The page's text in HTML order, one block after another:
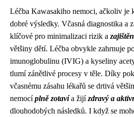
Léčba Kawasakiho nemoci, ačkoliv je
dobré výsledky. Včasná diagnostika a
klíčové pro minimalizaci rizik a
většiny dětí. Léčba obvykle zahrnuje
imunoglobulinu (IVIG) a kyseliny
tlumí zánětlivé procesy v těle. Díky
včasnému zásahu lékařů se drtivá
nemocíplně zotavía žijízdravý a
dlouhodobých následků. I když se